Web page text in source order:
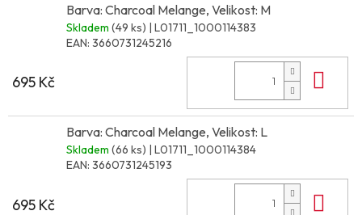
Barva: Charcoal Melange, Velikost: M
Skladem (49 ks) | L01711_1000114383
EAN: 3660731245216
695 Kč
Barva: Charcoal Melange, Velikost: L
Skladem (66 ks) | L01711_1000114384
EAN: 3660731245193
695 Kč